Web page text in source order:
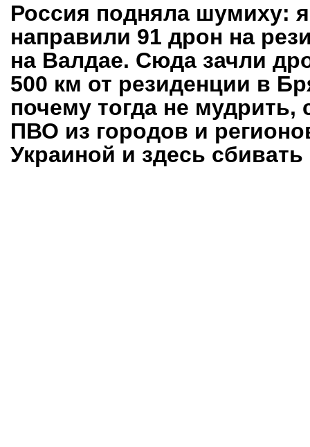
Россия подняла шумиху:
направили 91 дрон на
на Валдае. Сюда зачли
500 км от резиденции в
почему тогда не мудрить,
ПВО из городов и
Украиной и здесь сбивать